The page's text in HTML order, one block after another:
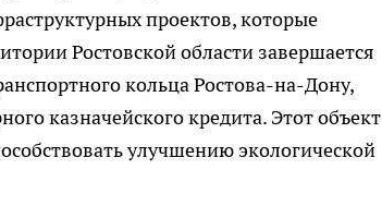
проектов, которые
Ростовской области завершается
кольца Ростова-на-Дону,
казначейского кредита. Этот объект
улучшению экологической